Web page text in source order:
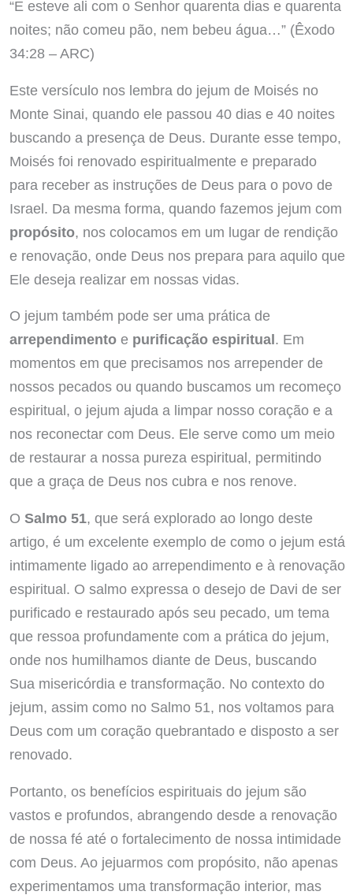
“E esteve ali com o Senhor quarenta dias e quarenta
noites; não comeu pão, nem bebeu água…” (Êxodo
34:28 – ARC)
Este versículo nos lembra do jejum de Moisés no
Monte Sinai, quando ele passou 40 dias e 40 noites
buscando a presença de Deus. Durante esse tempo,
Moisés foi renovado espiritualmente e preparado
para receber as instruções de Deus para o povo de
Israel. Da mesma forma, quando fazemos jejum com
propósito, nos colocamos em um lugar de rendição
e renovação, onde Deus nos prepara para aquilo que
Ele deseja realizar em nossas vidas.
O jejum também pode ser uma prática de
arrependimentoe purificação espiritual. Em
momentos em que precisamos nos arrepender de
nossos pecados ou quando buscamos um recomeço
espiritual, o jejum ajuda a limpar nosso coração e a
nos reconectar com Deus. Ele serve como um meio
de restaurar a nossa pureza espiritual, permitindo
que a graça de Deus nos cubra e nos renove.
O Salmo 51, que será explorado ao longo deste
artigo, é um excelente exemplo de como o jejum está
intimamente ligado ao arrependimento e à renovação
espiritual. O salmo expressa o desejo de Davi de ser
purificado e restaurado após seu pecado, um tema
que ressoa profundamente com a prática do jejum,
onde nos humilhamos diante de Deus, buscando
Sua misericórdia e transformação. No contexto do
jejum, assim como no Salmo 51, nos voltamos para
Deus com um coração quebrantado e disposto a ser
renovado.
Portanto, os benefícios espirituais do jejum são
vastos e profundos, abrangendo desde a renovação
de nossa fé até o fortalecimento de nossa intimidade
com Deus. Ao jejuarmos com propósito, não apenas
experimentamos uma transformação interior, mas